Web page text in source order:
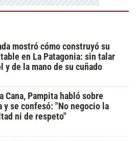
mostró cómo construyó su
en La Patagonia: sin talar
y de la mano de su cuñado
Cana, Pampita habló sobre
y se confesó: "No negocio la
ni de respeto"